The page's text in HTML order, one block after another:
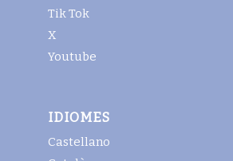
Tik Tok
X
Youtube
IDIOMES
Castellano